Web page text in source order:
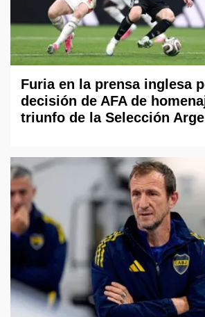
Furia en la prensa inglesa
decisión de AFA de
triunfo de la Selección